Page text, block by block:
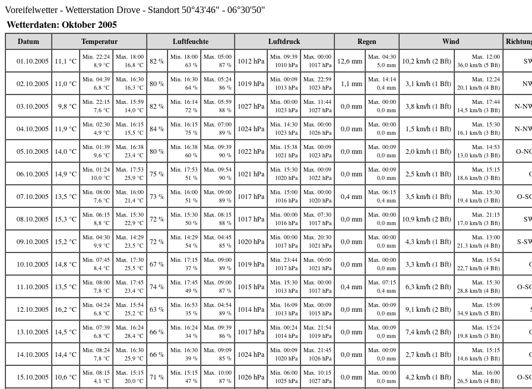
Voreifelwetter - Wetterstation Drove - Standort 50°43'46" - 06°30'50"
Wetterdaten: Oktober 2005
Datum Temperatur Luftfeuchte Luftdruck Regen Wind
01.10.2005 11,1 °C
Min. 22:24
8,9 °C
Max. 18:00
16,8 °C
82 %
Min. 18:00
63 %
Max. 05:00
87 %
1012 hPa
Min. 09:39
1010 hPa
Max. 00:00
1017 hPa
12,6 mm
Max. 04:30
5,0 mm
10,2 km/h (2 Bft)
Max. 12:00
36,0 km/h (5 Bft)
02.10.2005 11,0 °C
Min. 04:39
6,8 °C
Max. 16:30
16,3 °C
80 %
Min. 16:30
64 %
Max. 05:24
86 %
1019 hPa
Min. 00:09
1013 hPa
Max. 22:59
1023 hPa
1,1 mm
Max. 14:14
0,4 mm
3,1 km/h (1 Bft)
Max. 12:24
20,1 km/h (4 Bft)
03.10.2005 9,8 °C
Min. 22:15
7,6 °C
Max. 15:59
14,0 °C
82 %
Min. 16:14
72 %
Max. 05:59
88 %
1027 hPa
Min. 00:00
1023 hPa
Max. 11:44
1027 hPa
0,0 mm
Max. 00:00
0,0 mm
3,8 km/h (1 Bft)
Max. 17:44
14,5 km/h (3 Bft)
N-
04.10.2005 11,9 °C
Min. 02:30
4,9 °C
Max. 16:15
15,5 °C
84 %
Min. 16:15
75 %
Max. 07:00
89 %
1024 hPa
Min. 14:30
1023 hPa
Max. 00:00
1026 hPa
0,0 mm
Max. 00:00
0,0 mm
1,5 km/h (1 Bft)
Max. 15:30
16,1 km/h (3 Bft)
N-
05.10.2005 14,0 °C
Min. 01:39
9,6 °C
Max. 16:38
23,4 °C
80 %
Min. 16:38
60 %
Max. 09:39
90 %
1022 hPa
Min. 15:38
1021 hPa
Max. 00:09
1023 hPa
0,0 mm
Max. 00:09
0,0 mm
2,0 km/h (1 Bft)
Max. 14:53
13,0 km/h (3 Bft)
O-
06.10.2005 14,9 °C
Min. 01:24
10,0 °C
Max. 17:53
25,9 °C
75 %
Min. 17:53
51 %
Max. 09:54
90 %
1021 hPa
Min. 15:30
1020 hPa
Max. 00:09
1022 hPa
0,0 mm
Max. 00:09
0,0 mm
2,5 km/h (1 Bft)
Max. 15:15
18,6 km/h (3 Bft)
07.10.2005 13,5 °C
Min. 08:00
7,6 °C
Max. 16:00
21,4 °C
73 %
Min. 16:00
51 %
Max. 09:00
89 %
1017 hPa
Min. 15:00
1016 hPa
Max. 00:00
1020 hPa
0,4 mm
Max. 06:15
0,4 mm
3,5 km/h (1 Bft)
Max. 15:30
19,4 km/h (3 Bft)
O-
08.10.2005 15,3 °C
Min. 06:15
8,8 °C
Max. 15:30
22,9 °C
72 %
Min. 15:30
50 %
Max. 08:15
88 %
1017 hPa
Min. 00:00
1016 hPa
Max. 07:30
1017 hPa
0,0 mm
Max. 00:00
0,0 mm
10,9 km/h (2 Bft)
Max. 21:15
17,0 km/h (3 Bft)
09.10.2005 15,2 °C
Min. 04:30
9,9 °C
Max. 14:29
23,5 °C
72 %
Min. 14:29
54 %
Max. 04:45
85 %
1020 hPa
Min. 00:00
1017 hPa
Max. 20:30
1021 hPa
0,0 mm
Max. 00:00
0,0 mm
4,3 km/h (1 Bft)
Max. 13:00
21,3 km/h (4 Bft)
S-
10.10.2005 14,8 °C
Min. 07:45
8,4 °C
Max. 17:30
25,5 °C
67 %
Min. 17:15
37 %
Max. 09:00
89 %
1019 hPa
Min. 23:44
1017 hPa
Max. 00:00
1021 hPa
0,0 mm
Max. 00:00
0,0 mm
3,3 km/h (1 Bft)
Max. 15:54
22,7 km/h (4 Bft)
11.10.2005 13,5 °C
Min. 08:00
7,8 °C
Max. 17:45
23,4 °C
74 %
Min. 17:45
49 %
Max. 09:00
87 %
1015 hPa
Min. 15:30
1013 hPa
Max. 00:00
1017 hPa
0,4 mm
Max. 07:15
0,4 mm
6,3 km/h (2 Bft)
Max. 15:30
28,8 km/h (4 Bft)
O-
12.10.2005 16,2 °C
Min. 04:24
6,8 °C
Max. 15:54
25,2 °C
63 %
Min. 16:53
35 %
Max. 04:54
89 %
1014 hPa
Min. 16:09
1013 hPa
Max. 00:09
1015 hPa
0,0 mm
Max. 00:09
0,0 mm
9,1 km/h (2 Bft)
Max. 15:09
34,9 km/h (5 Bft)
13.10.2005 14,5 °C
Min. 07:39
6,8 °C
Max. 16:24
28,4 °C
66 %
Min. 16:24
34 %
Max. 09:39
86 %
1017 hPa
Min. 00:24
1014 hPa
Max. 21:54
1019 hPa
0,0 mm
Max. 00:09
0,0 mm
7,4 km/h (2 Bft)
Max. 15:24
19,8 km/h (3 Bft)
14.10.2005 14,4 °C
Min. 08:24
7,8 °C
Max. 16:30
25,9 °C
66 %
Min. 16:30
39 %
Max. 09:09
85 %
1024 hPa
Min. 00:09
1020 hPa
Max. 21:45
1026 hPa
0,0 mm
Max. 00:09
0,0 mm
2,7 km/h (1 Bft)
Max. 15:15
14,6 km/h (3 Bft)
15.10.2005 10,6 °C
Min. 08:15
4,1 °C
Max. 15:15
20,0 °C
71 %
Min. 15:15
47 %
Max. 10:00
87 %
1026 hPa
Min. 06:00
1025 hPa
Max. 10:15
1027 hPa
0,0 mm
Max. 00:00
0,0 mm
4,2 km/h (1 Bft)
Max. 16:00
26,5 km/h (4 Bft)
O-